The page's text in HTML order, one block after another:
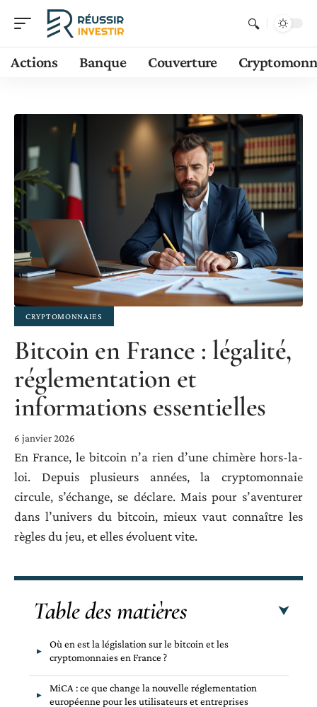
Actions Banque Couverture
CRYPTOMONNAIES
Bitcoin en France : légalité,
réglementation et
informations essentielles
6 janvier 2026
En France, le bitcoin n’a rien d’une chimère hors-la-
loi. Depuis plusieurs années, la cryptomonnaie
circule, s’échange, se déclare. Mais pour s’aventurer
dans l’univers du bitcoin, mieux vaut connaître les
règles du jeu, et elles évoluent vite.
Table des matières
Où en est la législation sur le bitcoin et les
cryptomonnaies en France ?
MiCA : ce que change la nouvelle réglementation
européenne pour les utilisateurs et entreprises